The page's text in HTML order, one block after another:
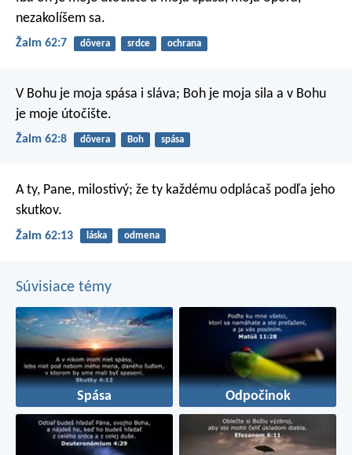
nezakolíšem sa.
Žalm 62:7 dôvera srdce ochrana
V Bohu je moja spása i sláva; Boh je moja sila a v Bohu
je moje útočište.
Žalm 62:8 dôvera Boh spása
A ty, Pane, milostivý; že ty každému odplácaš podľa jeho
skutkov.
Žalm 62:13 láska odmena
Súvisiace témy
Spása Odpočinok